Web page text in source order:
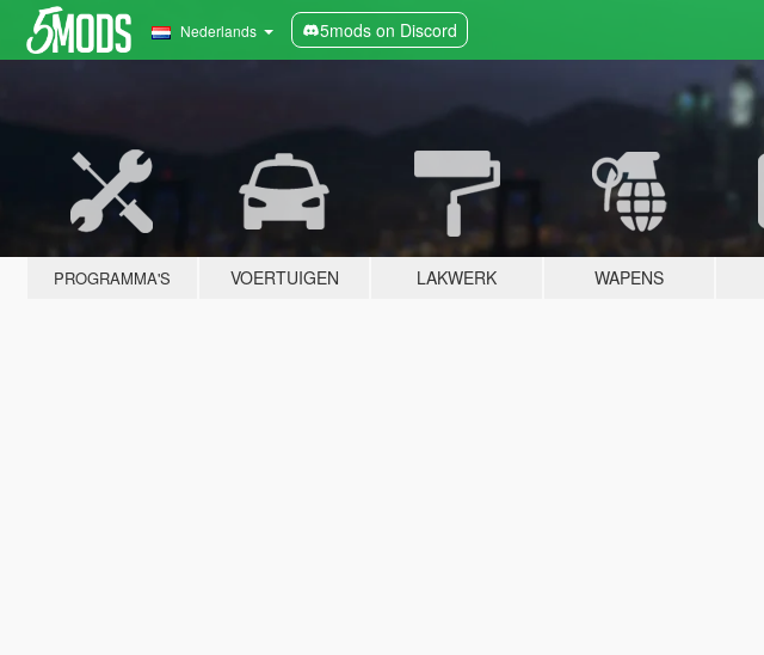
Nederlands 5mods on Discord
PROGRAMMA'S VOERTUIGEN LAKWERK WAPENS